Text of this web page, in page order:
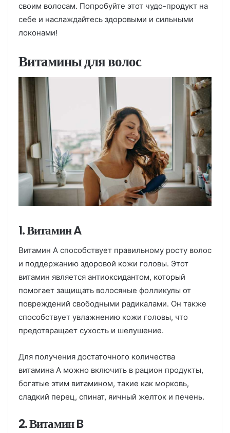
своим волосам. Попробуйте этот чудо-продукт на
себе и наслаждайтесь здоровыми и сильными
локонами!
Витамины для волос
1. Витамин A
Витамин A способствует правильному росту волос
и поддержанию здоровой кожи головы. Этот
витамин является антиоксидантом, который
помогает защищать волосяные фолликулы от
повреждений свободными радикалами. Он также
способствует увлажнению кожи головы, что
предотвращает сухость и шелушение.
Для получения достаточного количества
витамина A можно включить в рацион продукты,
богатые этим витамином, такие как морковь,
сладкий перец, спинат, яичный желток и печень.
2. Витамин B